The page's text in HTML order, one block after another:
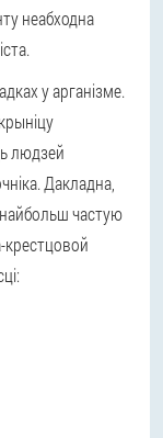
неабходна
у арганізме.
людзей
Дакладна,
частую
крестцовой